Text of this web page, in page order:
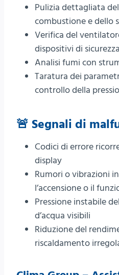
Pulizia dettagliata
combustione e dello
Verifica del
dispositivi di sicurezza
Analisi fumi con
Taratura dei
controllo della
🚨 Segnali di
Codici di errore
display
Rumori o vibrazioni
l’accensione o il
Pressione instabile
d’acqua visibili
Riduzione del
riscaldamento